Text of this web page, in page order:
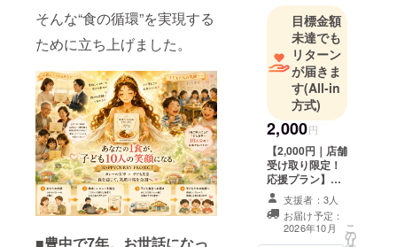
そんな“食の循環”を実現する
ために立ち上げました。
の女神」を
テーマにし
た特別なレ
トルトカ
レーを開発
していま
す。
このプロ
ジェクトで
は、支援し
ていただい
た売上の一
目標金額
未達でも
リターン
が届きま
す(All-in
方式)
2,000円
【2,000円｜店舗
受け取り限定！
応援プラン】
SPICECURRY
FANFAREの オ
リジナルレトル
トカレーを1種
支援者：3人
お届け予定：
2026年10月
こ
の
リ